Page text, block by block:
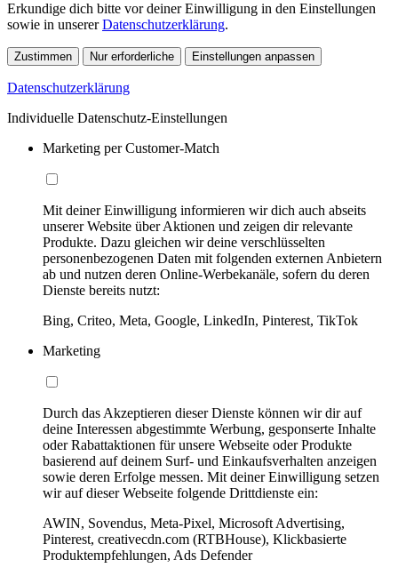
Erkundige dich bitte vor deiner Einwilligung in den Einstellungen
sowie in unsererDatenschutzerklärung.
Zustimmen Nur erforderliche Einstellungen anpassen
Datenschutzerklärung
Individuelle Datenschutz-Einstellungen
Marketing per Customer-Match
Mit deiner Einwilligung informieren wir dich auch abseits
unserer Website über Aktionen und zeigen dir relevante
Produkte. Dazu gleichen wir deine verschlüsselten
personenbezogenen Daten mit folgenden externen Anbietern
ab und nutzen deren Online-Werbekanäle, sofern du deren
Dienste bereits nutzt:
Bing, Criteo, Meta, Google, LinkedIn, Pinterest, TikTok
Marketing
Durch das Akzeptieren dieser Dienste können wir dir auf
deine Interessen abgestimmte Werbung, gesponserte Inhalte
oder Rabattaktionen für unsere Webseite oder Produkte
basierend auf deinem Surf- und Einkaufsverhalten anzeigen
sowie deren Erfolge messen. Mit deiner Einwilligung setzen
wir auf dieser Webseite folgende Drittdienste ein:
AWIN, Sovendus, Meta-Pixel, Microsoft Advertising,
Pinterest, creativecdn.com (RTBHouse), Klickbasierte
Produktempfehlungen, Ads Defender